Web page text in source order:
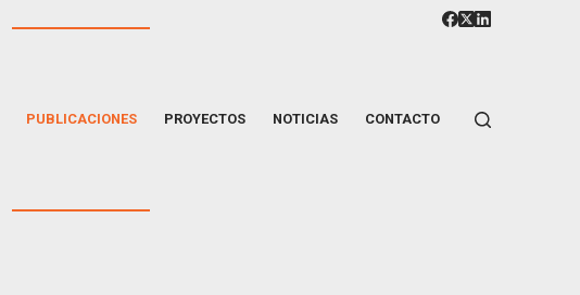
PUBLICACIONES PROYECTOS NOTICIAS CONTACTO